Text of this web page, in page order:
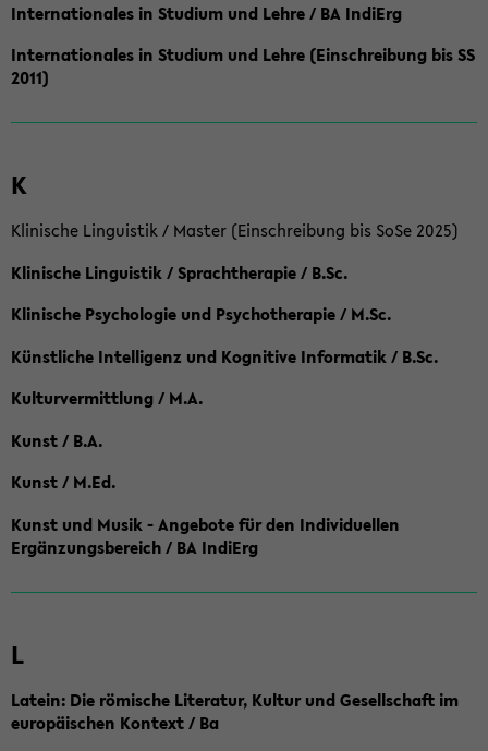
Internationales in Studium und Lehre / BA IndiErg
Internationales in Studium und Lehre (Einschreibung bis SS
2011)
K
Klinische Linguistik / Master (Einschreibung bis SoSe 2025)
Klinische Linguistik / Sprachtherapie / B.Sc.
Klinische Psychologie und Psychotherapie / M.Sc.
Künstliche Intelligenz und Kognitive Informatik / B.Sc.
Kulturvermittlung / M.A.
Kunst / B.A.
Kunst / M.Ed.
Kunst und Musik - Angebote für den Individuellen
Ergänzungsbereich / BA IndiErg
L
Latein: Die römische Literatur, Kultur und Gesellschaft im
europäischen Kontext / Ba